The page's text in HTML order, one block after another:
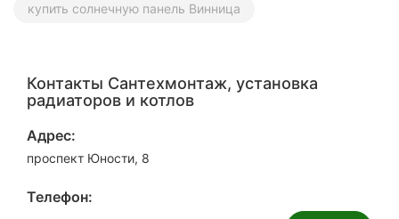
купить солнечную панель Винница
Контакты Сантехмонтаж, установка
радиаторов и котлов
Адрес:
проспект Юности, 8
Телефон: